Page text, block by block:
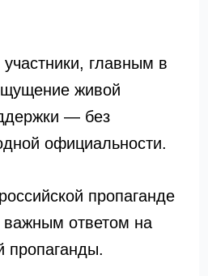
главным в
живой
— без
официальности.
пропаганде
ответом на
пропаганды.